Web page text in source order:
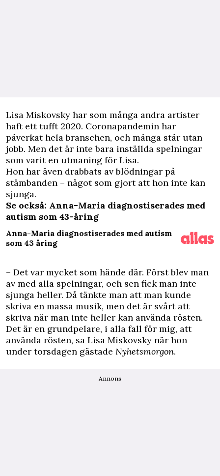
Lisa Miskovsky har som många andra artister
haft ett tufft 2020. Coronapandemin har
påverkat hela branschen, och många står utan
jobb. Men det är inte bara inställda spelningar
som varit en utmaning för Lisa.
Hon har även drabbats av blödningar på
stämbanden – något som gjort att hon inte kan
sjunga.
Se också: Anna-Maria diagnostiserades med
autism som 43-åring
Anna-Maria diagnostiserades med autism
som 43 åring
– Det var mycket som hände där. Först blev man
av med alla spelningar, och sen fick man inte
sjunga heller. Då tänkte man att man kunde
skriva en massa musik, men det är svårt att
skriva när man inte heller kan använda rösten.
Det är en grundpelare, i alla fall för mig, att
använda rösten, sa Lisa Miskovsky när hon
under torsdagen gästade Nyhetsmorgon.
Annons